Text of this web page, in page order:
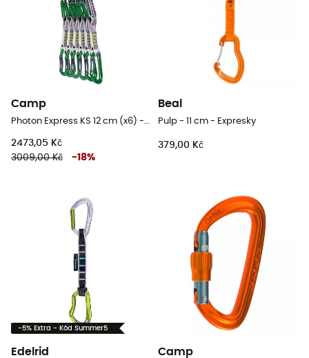
Camp
Photon Express KS 12 cm (x6) - Expresky
2473,05 Kč
3009,00 Kč
-18%
Beal
Pulp - 11 cm - Expresky
379,00 Kč
-5% Extra - Kód Summer5
Edelrid Camp